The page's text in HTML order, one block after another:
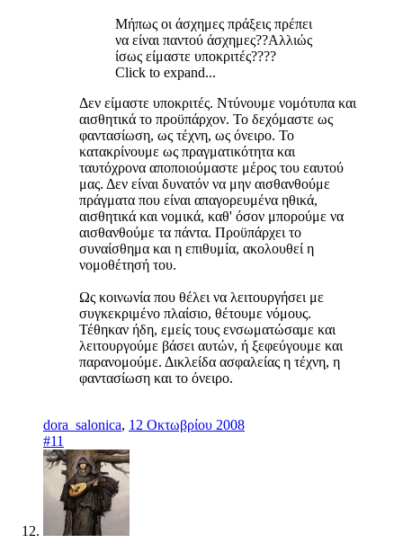
Μήπως οι άσχημες πράξεις πρέπει
να είναι παντού άσχημες??Αλλιώς
ίσως είμαστε υποκριτές????
Click to expand...
Δεν είμαστε υποκριτές. Ντύνουμε νομότυπα και
αισθητικά το προϋπάρχον. Το δεχόμαστε ως
φαντασίωση, ως τέχνη, ως όνειρο. Το
κατακρίνουμε ως πραγματικότητα και
ταυτόχρονα αποποιούμαστε μέρος του εαυτού
μας. Δεν είναι δυνατόν να μην αισθανθούμε
πράγματα που είναι απαγορευμένα ηθικά,
αισθητικά και νομικά, καθ' όσον μπορούμε να
αισθανθούμε τα πάντα. Προϋπάρχει το
συναίσθημα και η επιθυμία, ακολουθεί η
νομοθέτησή του.
Ως κοινωνία που θέλει να λειτουργήσει με
συγκεκριμένο πλαίσιο, θέτουμε νόμους.
Τέθηκαν ήδη, εμείς τους ενσωματώσαμε και
λειτουργούμε βάσει αυτών, ή ξεφεύγουμε και
παρανομούμε. Δικλείδα ασφαλείας η τέχνη, η
φαντασίωση και το όνειρο.
dora_salonica, 12 Οκτωβρίου 2008
#11